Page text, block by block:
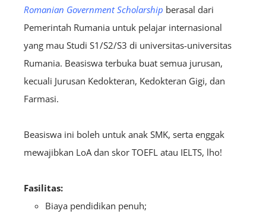
Romanian Government Scholarship berasal dari
Pemerintah Rumania untuk pelajar internasional
yang mau Studi S1/S2/S3 di universitas-universitas
Rumania. Beasiswa terbuka buat semua jurusan,
kecuali Jurusan Kedokteran, Kedokteran Gigi, dan
Farmasi.
Beasiswa ini boleh untuk anak SMK, serta enggak
mewajibkan LoA dan skor TOEFL atau IELTS, lho!
Fasilitas:
Biaya pendidikan penuh;